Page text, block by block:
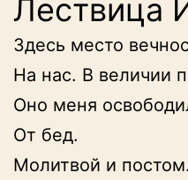
Лествица
Здесь место
На нас. В величии
Оно меня
От бед.
Молитвой и постом.